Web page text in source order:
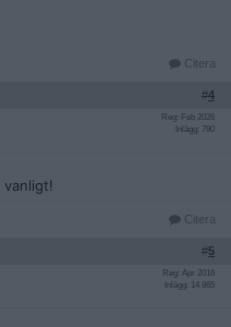
Citera
#4
Reg: Feb 2026
Inlägg: 790
vanligt!
Citera
#5
Reg: Apr 2016
Inlägg: 14 865